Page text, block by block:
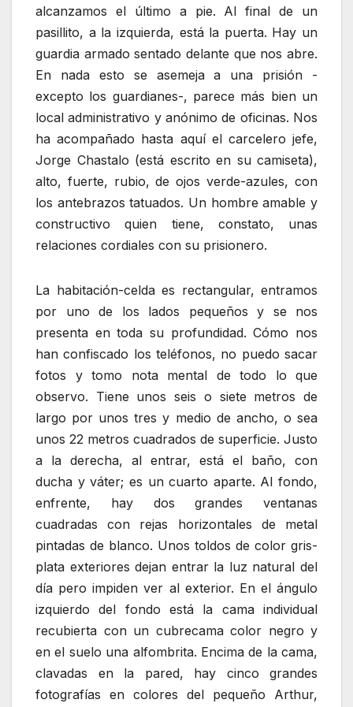
alcanzamos el último a pie. Al final de un
pasillito, a la izquierda, está la puerta. Hay un
guardia armado sentado delante que nos abre.
En nada esto se asemeja a una prisión -
excepto los guardianes-, parece más bien un
local administrativo y anónimo de oficinas. Nos
ha acompañado hasta aquí el carcelero jefe,
Jorge Chastalo (está escrito en su camiseta),
alto, fuerte, rubio, de ojos verde-azules, con
los antebrazos tatuados. Un hombre amable y
constructivo quien tiene, constato, unas
relaciones cordiales con su prisionero.
La habitación-celda es rectangular, entramos
por uno de los lados pequeños y se nos
presenta en toda su profundidad. Cómo nos
han confiscado los teléfonos, no puedo sacar
fotos y tomo nota mental de todo lo que
observo. Tiene unos seis o siete metros de
largo por unos tres y medio de ancho, o sea
unos 22 metros cuadrados de superficie. Justo
a la derecha, al entrar, está el baño, con
ducha y váter; es un cuarto aparte. Al fondo,
enfrente, hay dos grandes ventanas
cuadradas con rejas horizontales de metal
pintadas de blanco. Unos toldos de color gris-
plata exteriores dejan entrar la luz natural del
día pero impiden ver al exterior. En el ángulo
izquierdo del fondo está la cama individual
recubierta con un cubrecama color negro y
en el suelo una alfombrita. Encima de la cama,
clavadas en la pared, hay cinco grandes
fotografías en colores del pequeño Arthur,